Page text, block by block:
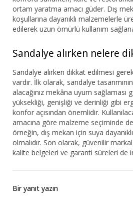
ortam yaratma amacı güder. Dış
koşullarına dayanıklı malzemelerle
edilerek uzun ömürlü kullanım
Sandalye alırken nelere
Sandalye alırken dikkat edilmesi
vardır. İlk olarak, sandalye
alacağınız mekâna uyum sağlaması
yüksekliği, genişliği ve derinliği gibi
konfor açısından önemlidir.
amacına göre malzeme seçiminde
örneğin, dış mekan için suya
olmalıdır. Son olarak, güvenilir
kalite belgeleri ve garanti süreleri de
Bir yanıt yazın